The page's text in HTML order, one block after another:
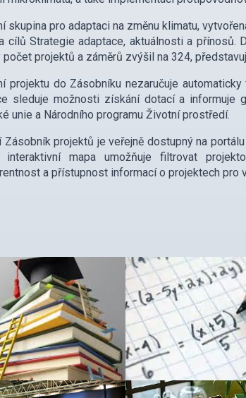
skupina pro adaptaci na změnu klimatu,
cílů Strategie adaptace, aktuálnosti a přínosů.
projektů a záměrů zvýšil na 324,
projektu do Zásobníku nezaručuje
sleduje možnosti získání dotací a informuje
unie a Národního programu Životní prostředí.
Zásobník projektů je veřejně dostupný na
interaktivní mapa umožňuje filtrovat
a přístupnost informací o projektech pro